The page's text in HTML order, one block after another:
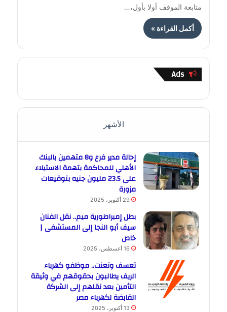
متابعة الموقف أولا بأول،…
أكمل القراءة »
Ads
الأشهر
إحالة مدير فرع و8 متهمين بالبنك
الأهلي للمحاكمة بتهمة الاستيلاء
على 23.5 مليون جنيه بتوقيعات
مزورة
29 أكتوبر، 2025
بطل إمبراطورية ميم.. نقل الفنان
سيف أبو النجا إلى المستشفى |
خاص
16 أغسطس، 2025
تعسف وتعنت.. موظفو كهرباء
الريف يطالبون بحقوقهم في وثيقة
التأمين بعد نقلهم إلى الشركة
القابضة لكهرباء مصر
13 أكتوبر، 2025